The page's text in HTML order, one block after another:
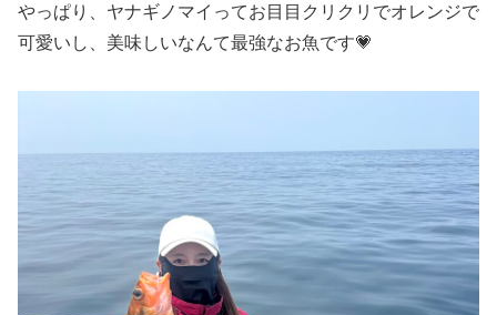
やっぱり、ヤナギノマイってお目目クリクリでオレンジで
可愛いし、美味しいなんて最強なお魚です💗